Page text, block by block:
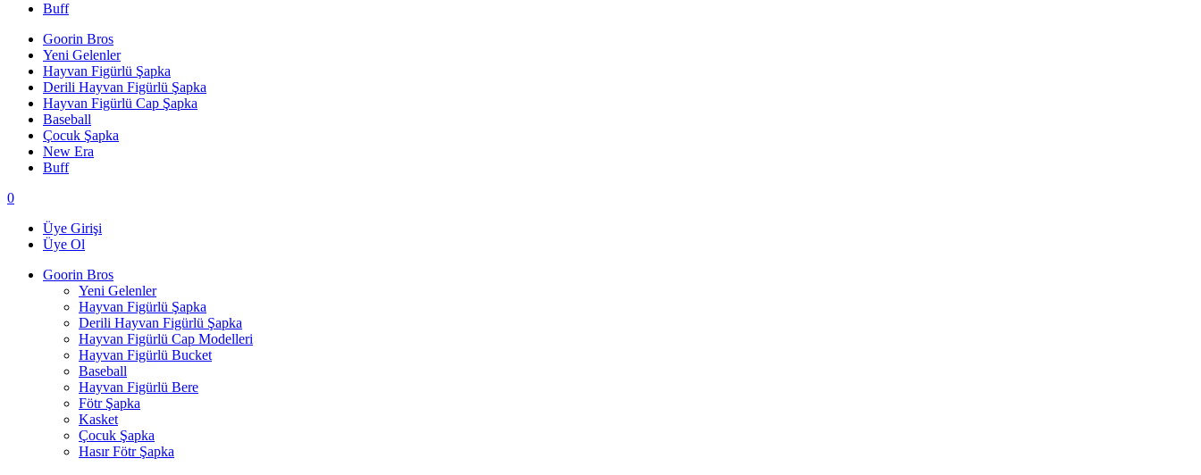
Buff
Goorin Bros
Yeni Gelenler
Hayvan Figürlü Şapka
Derili Hayvan Figürlü Şapka
Hayvan Figürlü Cap Şapka
Baseball
Çocuk Şapka
New Era
Buff
0
Üye Girişi
Üye Ol
Goorin Bros
Yeni Gelenler
Hayvan Figürlü Şapka
Derili Hayvan Figürlü Şapka
Hayvan Figürlü Cap Modelleri
Hayvan Figürlü Bucket
Baseball
Hayvan Figürlü Bere
Fötr Şapka
Kasket
Çocuk Şapka
Hasır Fötr Şapka